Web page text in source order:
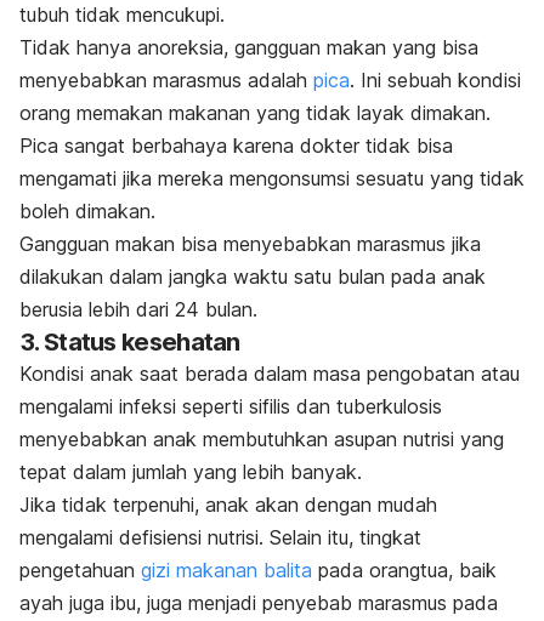
tubuh tidak mencukupi.
Tidak hanya anoreksia, gangguan makan yang bisa
menyebabkan marasmus adalah pica. Ini sebuah kondisi
orang memakan makanan yang tidak layak dimakan.
Pica sangat berbahaya karena dokter tidak bisa
mengamati jika mereka mengonsumsi sesuatu yang tidak
boleh dimakan.
Gangguan makan bisa menyebabkan marasmus jika
dilakukan dalam jangka waktu satu bulan pada anak
berusia lebih dari 24 bulan.
3. Status kesehatan
Kondisi anak saat berada dalam masa pengobatan atau
mengalami infeksi seperti sifilis dan tuberkulosis
menyebabkan anak membutuhkan asupan nutrisi yang
tepat dalam jumlah yang lebih banyak.
Jika tidak terpenuhi, anak akan dengan mudah
mengalami defisiensi nutrisi. Selain itu, tingkat
pengetahuan gizi makanan balita pada orangtua, baik
ayah juga ibu, juga menjadi penyebab marasmus pada